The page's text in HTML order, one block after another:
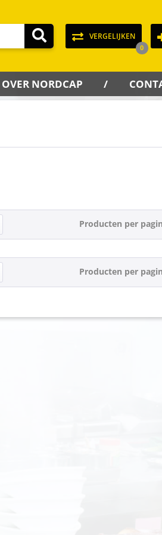
VERGELIJKEN
0
OVER NORDCAP
Producten per
Producten per